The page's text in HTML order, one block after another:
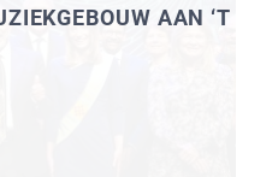
AAN ‘T